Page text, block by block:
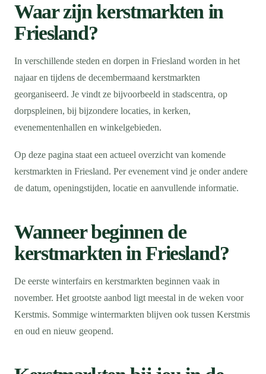
Waar zijn kerstmarkten in
Friesland?
In verschillende steden en dorpen in Friesland worden in het
najaar en tijdens de decembermaand kerstmarkten
georganiseerd. Je vindt ze bijvoorbeeld in stadscentra, op
dorpspleinen, bij bijzondere locaties, in kerken,
evenementenhallen en winkelgebieden.
Op deze pagina staat een actueel overzicht van komende
kerstmarkten in Friesland. Per evenement vind je onder andere
de datum, openingstijden, locatie en aanvullende informatie.
Wanneer beginnen de
kerstmarkten in Friesland?
De eerste winterfairs en kerstmarkten beginnen vaak in
november. Het grootste aanbod ligt meestal in de weken voor
Kerstmis. Sommige wintermarkten blijven ook tussen Kerstmis
en oud en nieuw geopend.